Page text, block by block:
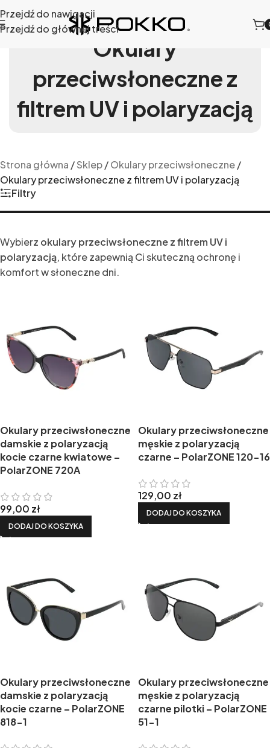
Przejdź do nawigacji
Przejdź do głównej treści
Okulary
przeciwsłoneczne z
filtrem UV i polaryzacją
Strona główna /Sklep/Okulary przeciwsłoneczne/
Okulary przeciwsłoneczne z filtrem UV i polaryzacją
Filtry
Wybierz okulary przeciwsłoneczne z filtrem UV i
polaryzacją, które zapewnią Ci skuteczną ochronę i
komfort w słoneczne dni.
Okulary przeciwsłoneczne
damskie z polaryzacją
kocie czarne kwiatowe –
PolarZONE 720A
99,00 zł
DODAJ DO KOSZYKA
Okulary przeciwsłoneczne
męskie z polaryzacją
czarne – PolarZONE 120-16
129,00 zł
DODAJ DO KOSZYKA
Okulary przeciwsłoneczne
damskie z polaryzacją
kocie czarne – PolarZONE
818-1
Okulary przeciwsłoneczne
męskie z polaryzacją
czarne pilotki – PolarZONE
51-1